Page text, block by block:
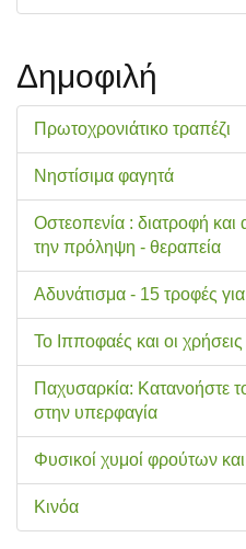
Δημοφιλή
Πρωτοχρονιάτικο τραπέζι
Νηστίσιμα φαγητά
Οστεοπενία : διατροφή και
την πρόληψη - θεραπεία
Αδυνάτισμα - 15 τροφές
Το Ιπποφαές και οι
Παχυσαρκία: Κατανοήστε
στην υπερφαγία
Φυσικοί χυμοί φρούτων
Κινόα